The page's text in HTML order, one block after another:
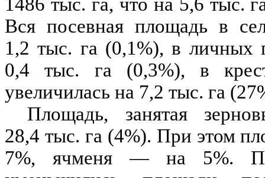
Вся посевная площадь в
1,2 тыс. га (0,1%), в личных
0,4 тыс. га (0,3%), в
увеличилась на 7,2 тыс. га
Площадь, занятая
28,4 тыс. га (4%). При этом
7%, ячменя — на 5%.